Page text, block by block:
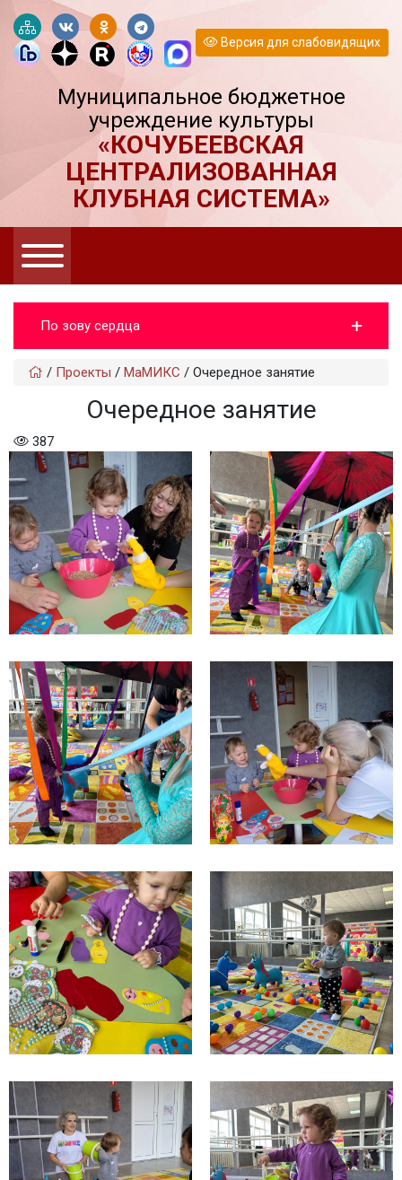
Версия для слабовидящих
Муниципальное бюджетное
учреждение культуры
«КОЧУБЕЕВСКАЯ
ЦЕНТРАЛИЗОВАННАЯ
КЛУБНАЯ СИСТЕМА»
По зову сердца
/ Проекты / МаМИКС / Очередное занятие
Очередное занятие
387